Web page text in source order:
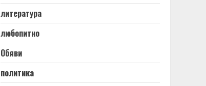
литература
любопитно
Обяви
политика